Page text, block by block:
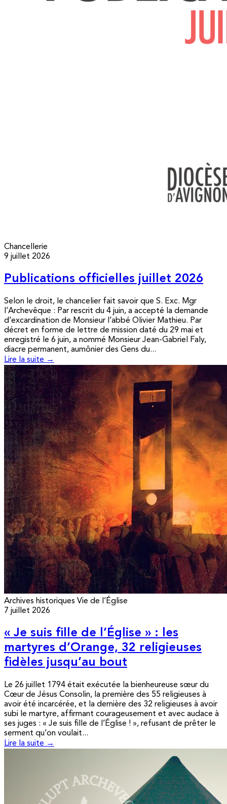
Chancellerie
9 juillet 2026
Publications officielles juillet 2026
Selon le droit, le chancelier fait savoir que S. Exc. Mgr
l’Archevêque : Par rescrit du 4 juin, a accepté la demande
d’excardination de Monsieur l’abbé Olivier Mathieu. Par
décret en forme de lettre de mission daté du 29 mai et
enregistré le 6 juin, a nommé Monsieur Jean-Gabriel Faly,
diacre permanent, aumônier des Gens du...
Lire la suite →
Archives historiques Vie de l’Église
7 juillet 2026
« Je suis fille de l’Église » : les
martyres d’Orange, 32 religieuses
fidèles jusqu’au bout
Le 26 juillet 1794 était exécutée la bienheureuse sœur du
Cœur de Jésus Consolin, la première des 55 religieuses à
avoir été incarcérée, et la dernière des 32 religieuses à avoir
subi le martyre, affirmant courageusement et avec audace à
ses juges : « Je suis fille de l’Église ! », refusant de prêter le
serment qu’on voulait...
Lire la suite →